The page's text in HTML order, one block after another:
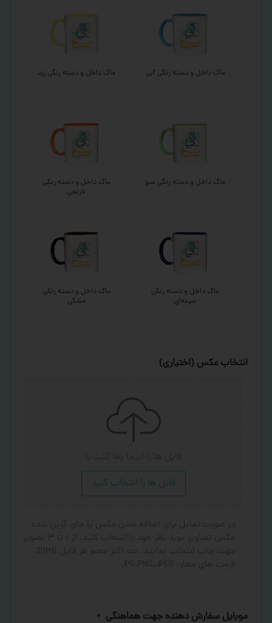
ماگ داخل و دسته رنگی آبی ماگ داخل و دسته رنگی زرد
ماگ داخل و دسته رنگی سبز
ماگ داخل و دسته رنگی
نارنجی
ماگ داخل و دسته رنگی
سرمه‌ای
ماگ داخل و دسته رنگی
مشکی
انتخاب عکس (اختیاری)
فایل ها را انتخاب کنید
موبایل سفارش دهنده جهت هماهنگی *